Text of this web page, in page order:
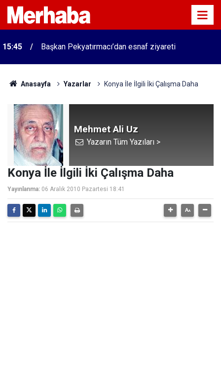
15:45 Başkan Pekyatırmacı’dan esnaf ziyareti
Anasayfa Yazarlar Konya İle İlgili İki Çalışma Daha
Mehmet Ali Uz
Yazarın Tüm Yazıları >
Konya İle İlgili İki Çalışma Daha
Yayınlanma: 06 Aralık 2010 Pazartesi 18:41